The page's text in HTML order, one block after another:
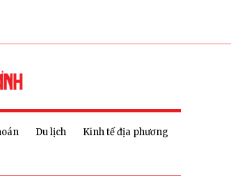
Du lịch
Kinh tế địa phương